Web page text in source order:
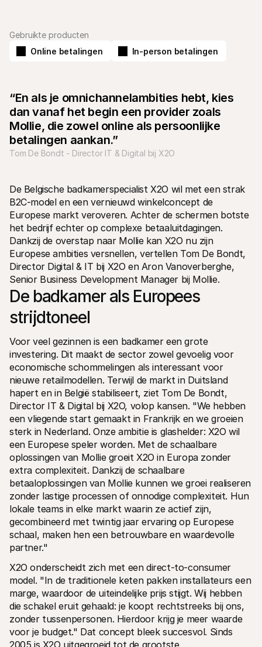
Portaal voor developers
Ontdek documentatie en updates voor developers
Libraries
Integreer Mollie met kant-en-klare pakketten
Discord community
Word lid van onze developer community
Over Mollie
Over ons
Maak kennis met ons verhaal en
onze waarden
Nieuws
Het laatste nieuws over Mollie
Vacatures
Kom werken bij Mollie. Ontdek de
vacatures!
Contact
Voor consumenten
Waarom zie je Mollie op je bankafschrift?
Voor Mollie-klanten
Neem contact op met Customer Support
Contact met sales
Ontdek hoe we jouw bedrijf kunnen helpen
“En als je omnichannelambities hebt, kies
dan vanaf het begin een provider zoals
Mollie, die zowel online als persoonlijke
betalingen aankan.”
Tom De Bondt - Director IT & Digital bij X2O
De Belgische badkamerspecialist X2O wil met een strak
B2C-model en een vernieuwd winkelconcept de
Europese markt veroveren. Achter de schermen botste
het bedrijf echter op complexe betaaluitdagingen.
Dankzij de overstap naar Mollie kan X2O nu zijn
Europese ambities versnellen, vertellen Tom De Bondt,
Director Digital & IT bij X2O en Aron Vanoverberghe,
Senior Business Development Manager bij Mollie.
De badkamer als Europees
strijdtoneel
Voor veel gezinnen is een badkamer een grote
investering. Dit maakt de sector zowel gevoelig voor
economische schommelingen als interessant voor
nieuwe retailmodellen. Terwijl de markt in Duitsland
hapert en in België stabiliseert, ziet Tom De Bondt,
Director IT & Digital bij X2O, volop kansen. "We hebben
een vliegende start gemaakt in Frankrijk en we groeien
sterk in Nederland. Onze ambitie is glashelder: X2O wil
een Europese speler worden. Met de schaalbare
oplossingen van Mollie groeit X2O in Europa zonder
extra complexiteit. Dankzij de schaalbare
betaaloplossingen van Mollie kunnen we groei realiseren
zonder lastige processen of onnodige complexiteit. Hun
lokale teams in elke markt waarin ze actief zijn,
gecombineerd met twintig jaar ervaring op Europese
schaal, maken hen een betrouwbare en waardevolle
partner."
X2O onderscheidt zich met een direct-to-consumer
model. "In de traditionele keten pakken installateurs een
marge, waardoor de uiteindelijke prijs stijgt. Wij hebben
die schakel eruit gehaald: je koopt rechtstreeks bij ons,
zonder tussenpersonen. Hierdoor krijg je meer waarde
voor je budget." Dat concept bleek succesvol. Sinds
2005 is X2O uitgegroeid tot de grootste
Gebruikte producten
Online betalingen
In-person betalingen